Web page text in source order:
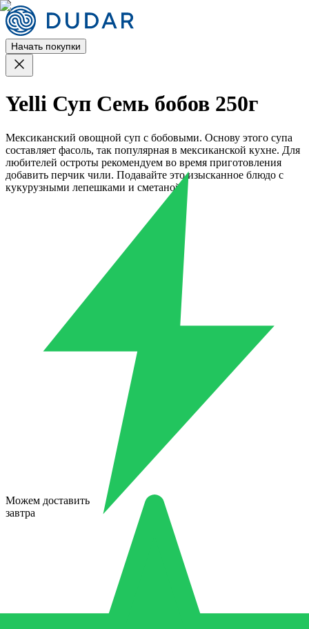
Начать покупки
Yelli Суп Семь бобов 250г
Мексиканский овощной суп с бобовыми. Основу этого супа
составляет фасоль, так популярная в мексиканской кухне. Для
любителей остроты рекомендуем во время приготовления
добавить перчик чили. Подавайте это изысканное блюдо с
кукурузными лепешками и сметаной.
Можем доставить
завтра